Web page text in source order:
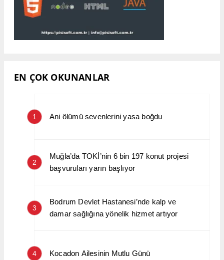
EN ÇOK OKUNANLAR
1 Ani ölümü sevenlerini yasa boğdu
2
Muğla’da TOKİ’nin 6 bin 197 konut projesi
başvuruları yarın başlıyor
3
Bodrum Devlet Hastanesi’nde kalp ve
damar sağlığına yönelik hizmet artıyor
4 Kocadon Ailesinin Mutlu Günü